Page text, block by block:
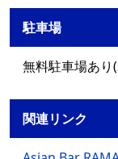
駐車場
無料駐車場あり
関連リンク